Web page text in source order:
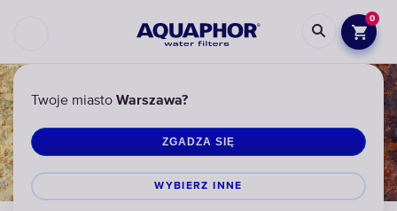
Twoje miasto Warszawa?
ZGADZA SIĘ
WYBIERZ INNЕ
0